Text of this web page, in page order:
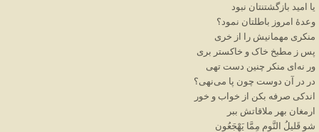
یا
امید بازگشتنتان نبود
وعدهٔ امروز باطلتان نمود؟
منکری مهمانیش را از خری
پس ز مطبخ خاک و خاکستر بری
ور نه ای منکر چنین دست تهی
در در آن دوست چون پا مینهی؟
اندکی صرفه بکن از خواب و خور
ارمغان بهر ملاقاتش ببر
شو قَلیلُ النَّومِ مِمَّا یَهْجَعُون